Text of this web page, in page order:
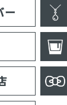
ー